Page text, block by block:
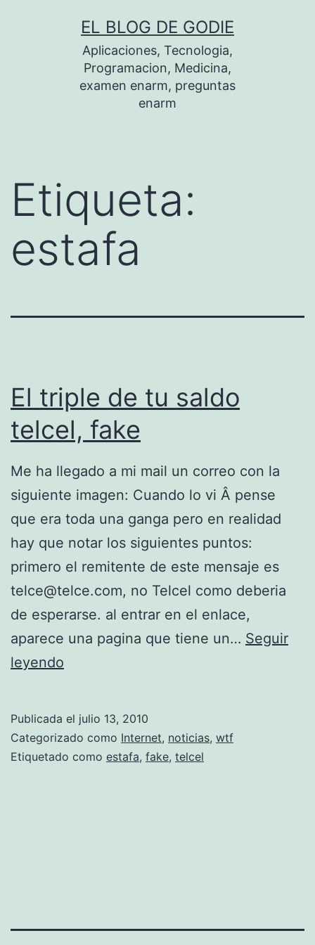
EL BLOG DE GODIE
Aplicaciones, Tecnologia,
Programacion, Medicina,
examen enarm, preguntas
enarm
Etiqueta:
estafa
El triple de tu saldo
telcel, fake
Me ha llegado a mi mail un correo con la
siguiente imagen: Cuando lo vi Â pense
que era toda una ganga pero en realidad
hay que notar los siguientes puntos:
primero el remitente de este mensaje es
telce@telce.com, no Telcel como deberia
de esperarse. al entrar en el enlace,
aparece una pagina que tiene un… Seguir
leyendo
r
i
u
Publicada el julio 13, 2010
Categorizado como Internet, noticias, wtf
Etiquetado como estafa, fake, telcel